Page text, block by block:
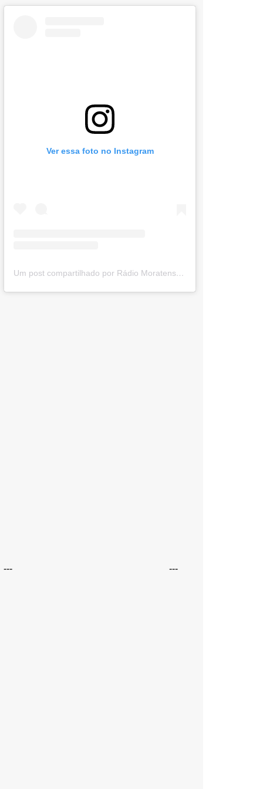
Ver essa foto no Instagram
Um post compartilhado por Rádio Moratense (@radio_moratense)
--- ---